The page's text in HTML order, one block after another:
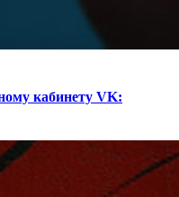
кабинету VK: